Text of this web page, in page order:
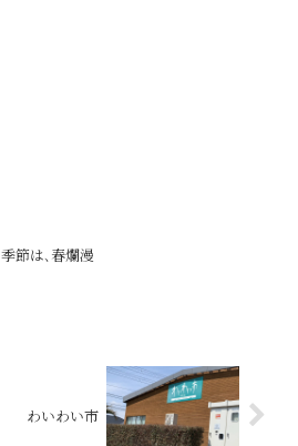
季節は､春爛漫
わいわい市